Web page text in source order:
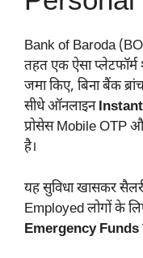
Bank of Baroda
तहत एक ऐसा प्लेटफॉर्म
जमा किए, बिना बैंक
सीधे ऑनलाइन
प्रोसेस Mobile OTP
है।
यह सुविधा खासकर
Employed लोगों के
Emergency Funds